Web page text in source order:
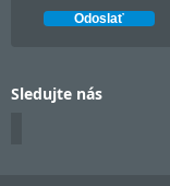
Sledujte nás